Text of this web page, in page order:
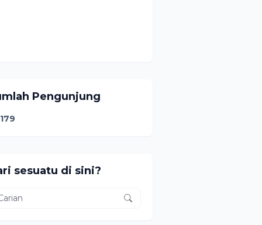
Pengunjung
179
sesuatu di sini?